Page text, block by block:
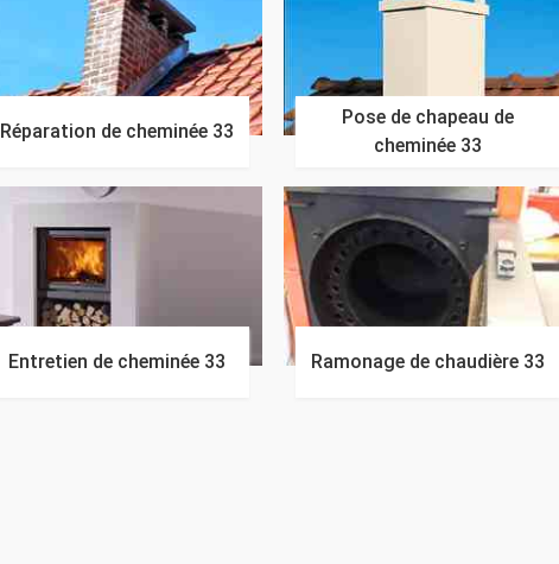
Réparation de cheminée 33
Pose de chapeau de
cheminée 33
Entretien de cheminée 33 Ramonage de chaudière 33